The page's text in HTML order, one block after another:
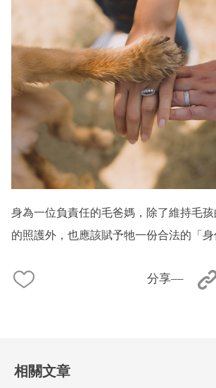
身為一位負責任的毛爸媽，除了維持毛
的照護外，也應該賦予牠一份合法的「身
分享––
相關文章